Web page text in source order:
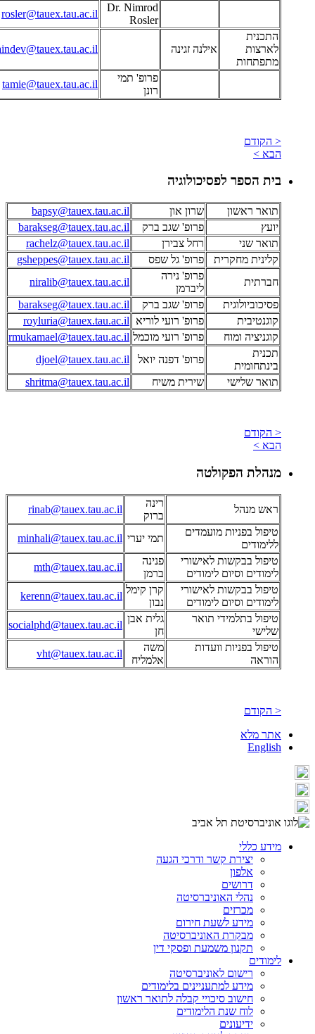
Dr. Nimrod
Rosler
rosler@tauex.tau.ac.il
התכנית
לארצות
מתפתחות
אילנה זגינה
פרופ' תמי
רונן
tamie@tauex.tau.ac.il
< הקודם
הבא >
בית הספר לפסיכולוגיה
תואר ראשון שרון און
bapsy@tauex.tau.ac.il
יועץ
פרופ' שגב ברק
barakseg@tauex.tau.ac.il
תואר שני
רחל צבירן
rachelz@tauex.tau.ac.il
קלינית מחקרית
פרופ' גל שפס
gsheppes@tauex.tau.ac.il
חברתית
פרופ' נירה
ליברמן
niralib@tauex.tau.ac.il
פסיכוביולוגית
פרופ' שגב ברק
barakseg@tauex.tau.ac.il
קוגנטיבית
פרופ' רועי לוריא
royluria@tauex.tau.ac.il
קוגניציה ומוח
פרופ' רועי מוכמל rmukamael@tauex.tau.ac.il
תכנית
בינתחומית
פרופ' דפנה יואל
djoel@tauex.tau.ac.il
תואר שלישי
שירית משיח shritma@tauex.tau.ac.il
< הקודם
הבא >
מנהלת הפקולטה
ראש מנהל
רינה
ברוק
rinab@tauex.tau.ac.il
טיפול בפניות מועמדים
ללימודים
תמי יערי minhali@tauex.tau.ac.il
טיפול בבקשות לאישורי
לימודים וסיום לימודים
פנינה
ברמן
mth@tauex.tau.ac.il
טיפול בבקשות לאישורי
לימודים וסיום לימודים
קרן קימל
נבון
kerenn@tauex.tau.ac.il
טיפול בתלמידי תואר
שלישי
גלית אבן
חן
socialphd@tauex.tau.ac.il
טיפול בפניות וועדות
הוראה
משה
אלמליח
vht@tauex.tau.ac.il
< הקודם
אתר מלא
English
מידע כללי
יצירת קשר ודרכי הגעה
אלפון
דרושים
נהלי האוניברסיטה
מכרזים
מידע לשעת חירום
מבקרת האוניברסיטה
תקנון משמעת ופסקי דין
לימודים
רישום לאוניברסיטה
מידע למתעניינים בלימודים
חישוב סיכויי קבלה לתואר ראשון
לוח שנת הלימודים
ידיעונים